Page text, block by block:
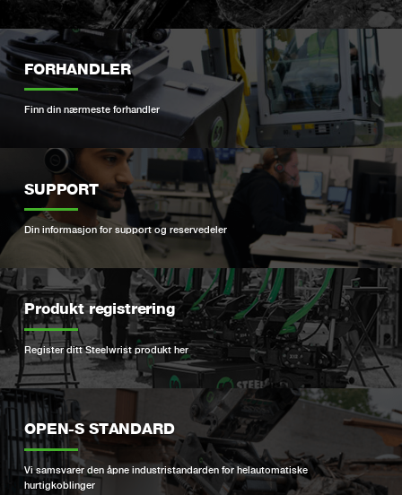
FORHANDLER
Finn din nærmeste forhandler
SUPPORT
Din informasjon for support og reservedeler
Produkt registrering
Register ditt Steelwrist produkt her
OPEN-S STANDARD
Vi samsvarer den åpne industristandarden for helautomatiske
hurtigkoblinger